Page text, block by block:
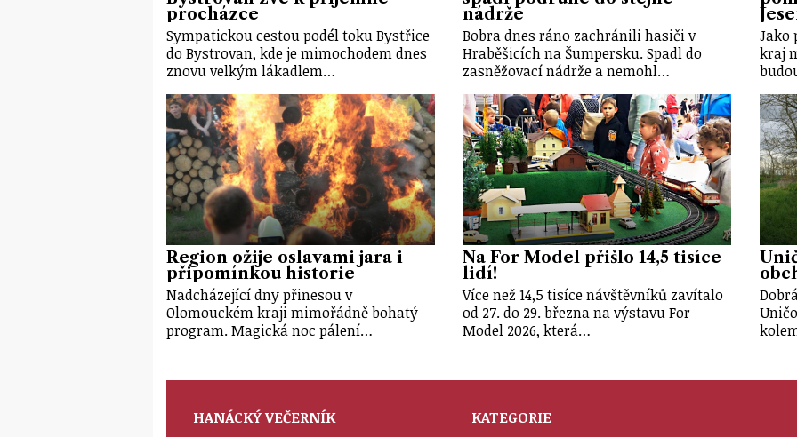
procházce
Sympatickou cestou podél toku Bystřice
do Bystrovan, kde je mimochodem dnes
znovu velkým lákadlem…
nádrže
Bobra dnes ráno zachránili hasiči v
Hraběšicích na Šumpersku. Spadl do
zasněžovací nádrže a nemohl…
Jako
kraj
Region ožije oslavami jara i
připomínkou historie
Nadcházející dny přinesou v
Olomouckém kraji mimořádně bohatý
program. Magická noc pálení…
Na For Model přišlo 14,5 tisíce
lidí!
Více než 14,5 tisíce návštěvníků zavítalo
od 27. do 29. března na výstavu For
Model 2026, která…
HANÁCKÝ VEČERNÍK KATEGORIE